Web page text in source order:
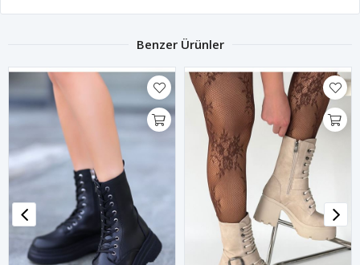
Benzer Ürünler